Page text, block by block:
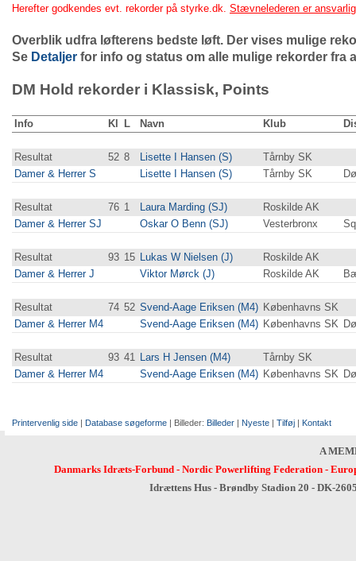
Herefter godkendes evt. rekorder på styrke.dk. Stævnelederen er
Overblik udfra løfterens bedste løft. Der vises mulige
Se Detaljer for info og status om alle mulige rekorder fra
DM Hold rekorder i Klassisk, Points
Info Kl L Navn Klub
Resultat 52 8 Lisette I Hansen (S)
Tårnby SK
Damer & Herrer S
Lisette I Hansen (S) Tårnby SK
Resultat 76 1 Laura Marding (SJ)
Roskilde AK
Damer & Herrer SJ
Oskar O Benn (SJ) Vesterbronx
Resultat 93 15 Lukas W Nielsen (J)
Roskilde AK
Damer & Herrer J
Viktor Mørck (J) Roskilde AK
Resultat 74 52 Svend-Aage Eriksen (M4) Københavns SK
Damer & Herrer M4
Svend-Aage Eriksen (M4) Københavns SK
Resultat 93 41 Lars H Jensen (M4)
Tårnby SK
Damer & Herrer M4
Svend-Aage Eriksen (M4) Københavns SK
Printervenlig side | Database søgeforme | Billeder: Billeder | Nyeste | Tilføj | Kontakt
A
Danmarks Idræts-Forbund- Nordic Powerlifting Federation-
Idrættens Hus - Brøndby Stadion 20 - DK-